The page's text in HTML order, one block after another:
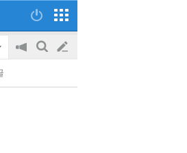
공
on/off
검
글
쓰